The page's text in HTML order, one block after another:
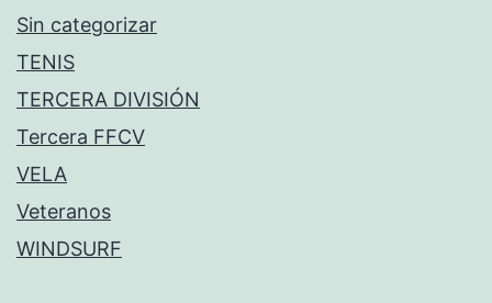
Sin categorizar
TENIS
TERCERA DIVISIÓN
Tercera FFCV
VELA
Veteranos
WINDSURF